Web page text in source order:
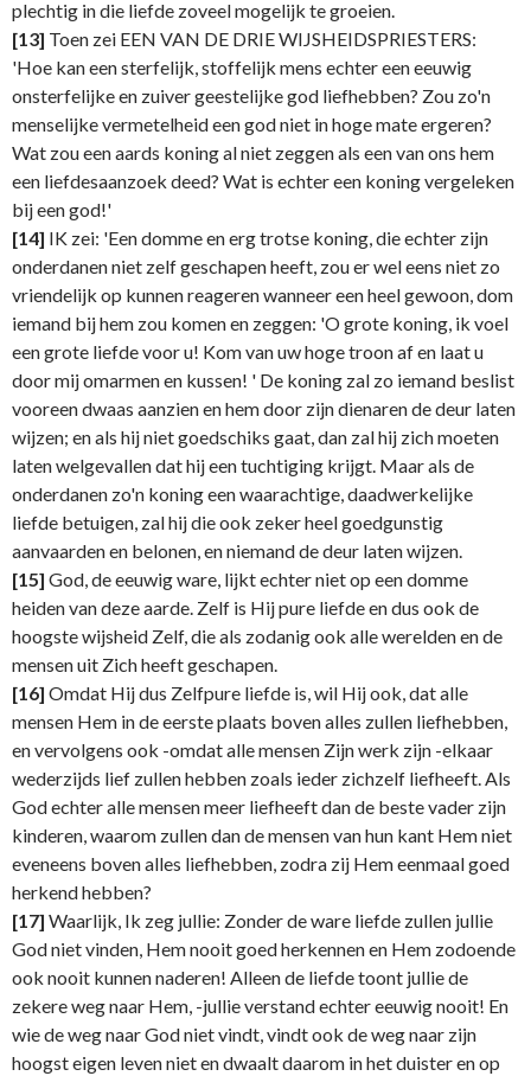
plechtig in die liefde zoveel mogelijk te groeien.
[13] Toen zei EEN VAN DE DRIE WIJSHEIDSPRIESTERS:
'Hoe kan een sterfelijk, stoffelijk mens echter een eeuwig
onsterfelijke en zuiver geestelijke god liefhebben? Zou zo'n
menselijke vermetelheid een god niet in hoge mate ergeren?
Wat zou een aards koning al niet zeggen als een van ons hem
een liefdesaanzoek deed? Wat is echter een koning vergeleken
bij een god!'
[14] IK zei: 'Een domme en erg trotse koning, die echter zijn
onderdanen niet zelf geschapen heeft, zou er wel eens niet zo
vriendelijk op kunnen reageren wanneer een heel gewoon, dom
iemand bij hem zou komen en zeggen: 'O grote koning, ik voel
een grote liefde voor u! Kom van uw hoge troon af en laat u
door mij omarmen en kussen! ' De koning zal zo iemand beslist
vooreen dwaas aanzien en hem door zijn dienaren de deur laten
wijzen; en als hij niet goedschiks gaat, dan zal hij zich moeten
laten welgevallen dat hij een tuchtiging krijgt. Maar als de
onderdanen zo'n koning een waarachtige, daadwerkelijke
liefde betuigen, zal hij die ook zeker heel goedgunstig
aanvaarden en belonen, en niemand de deur laten wijzen.
[15] God, de eeuwig ware, lijkt echter niet op een domme
heiden van deze aarde. Zelf is Hij pure liefde en dus ook de
hoogste wijsheid Zelf, die als zodanig ook alle werelden en de
mensen uit Zich heeft geschapen.
[16] Omdat Hij dus Zelfpure liefde is, wil Hij ook, dat alle
mensen Hem in de eerste plaats boven alles zullen liefhebben,
en vervolgens ook -omdat alle mensen Zijn werk zijn -elkaar
wederzijds lief zullen hebben zoals ieder zichzelf liefheeft. Als
God echter alle mensen meer liefheeft dan de beste vader zijn
kinderen, waarom zullen dan de mensen van hun kant Hem niet
eveneens boven alles liefhebben, zodra zij Hem eenmaal goed
herkend hebben?
[17] Waarlijk, Ik zeg jullie: Zonder de ware liefde zullen jullie
God niet vinden, Hem nooit goed herkennen en Hem zodoende
ook nooit kunnen naderen! Alleen de liefde toont jullie de
zekere weg naar Hem, -jullie verstand echter eeuwig nooit! En
wie de weg naar God niet vindt, vindt ook de weg naar zijn
hoogst eigen leven niet en dwaalt daarom in het duister en op